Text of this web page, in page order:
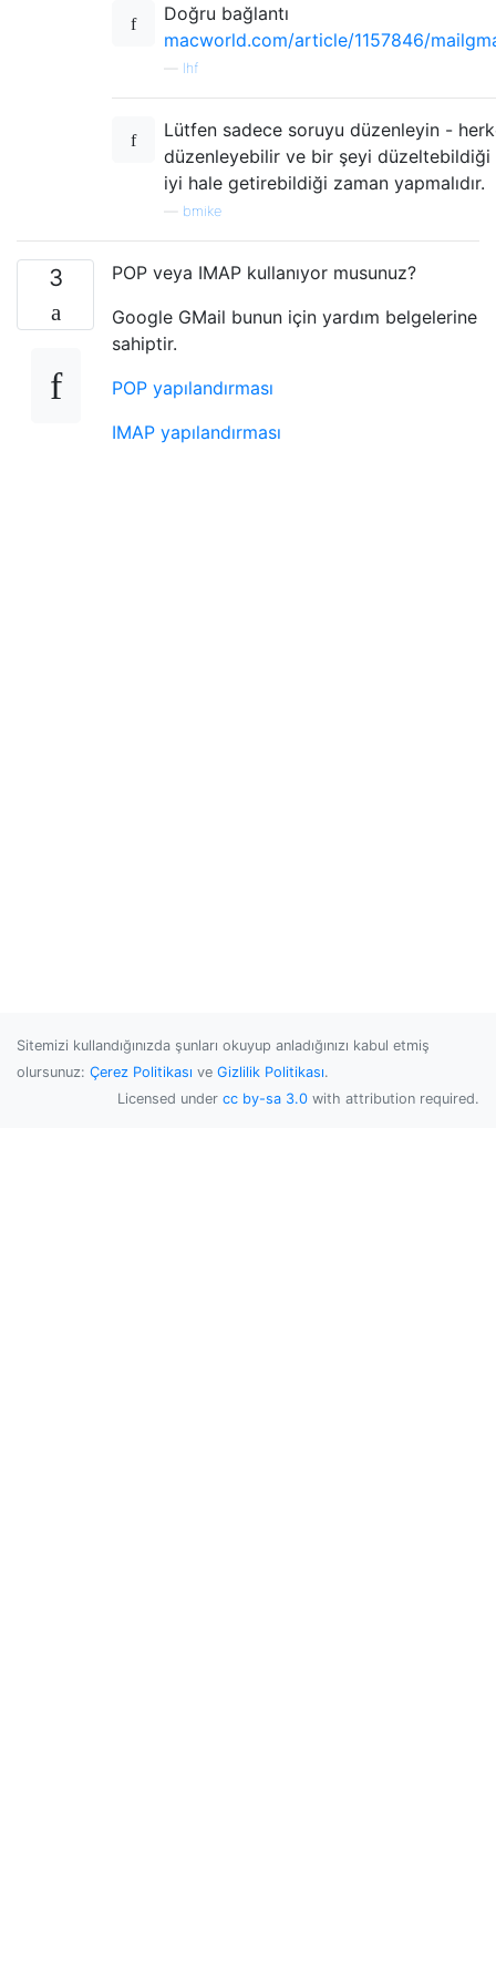
Doğru bağlantı
macworld.com/article/1157846/
lhf
Lütfen sadece soruyu düzenleyin -
düzenleyebilir ve bir şeyi düzeltebildiği
iyi hale getirebildiği zaman yapmalıdır.
bmike
3
POP veya IMAP kullanıyor musunuz?
Google GMail bunun için yardım belgelerine
sahiptir.
POP yapılandırması
IMAP yapılandırması
Sitemizi kullandığınızda şunları okuyup anladığınızı kabul etmiş
olursunuz: Çerez Politikası ve Gizlilik Politikası.
Licensed under cc by-sa 3.0 with attribution required.